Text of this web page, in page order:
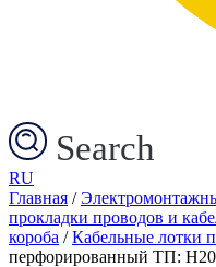
Search
RU
Главная /
прокладки проводов и
короба /Кабельные лотки
перфорированный ТП: